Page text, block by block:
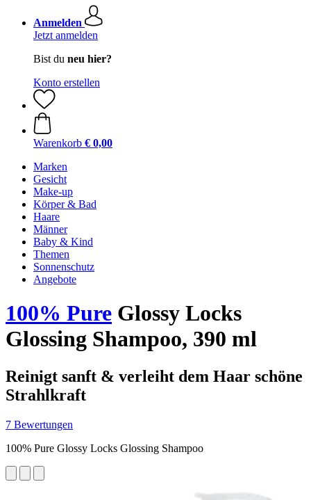
Anmelden
Jetzt anmelden
Bist du neu hier?
Konto erstellen
Warenkorb € 0,00
Marken
Gesicht
Make-up
Körper & Bad
Haare
Männer
Baby & Kind
Themen
Sonnenschutz
Angebote
100% Pure Glossy Locks
Glossing Shampoo, 390 ml
Reinigt sanft & verleiht dem Haar schöne
Strahlkraft
7 Bewertungen
100% Pure Glossy Locks Glossing Shampoo